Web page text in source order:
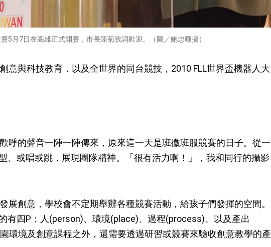
5月7日在高雄正式開賽，市長陳菊致詞歡迎。（圖／鮑忠暉攝）
與科技教育，以及全世界的同台競技，2010 FLL世界盃機器人大
呼的聲音一陣一陣傳來，原來這一天是班徽班服競賽的日子。從一
、或唱或跳，展現團隊精神。「很有活力啊！」，我和同行的攝影
創意，學校會不定期舉辦各種競賽活動，給孩子們發揮的空間。
有四P：人(person)、環境(place)、過程(process)、以及產出
環境及創意課程之外，還需要透過研習或競賽來驗收創意教學的產